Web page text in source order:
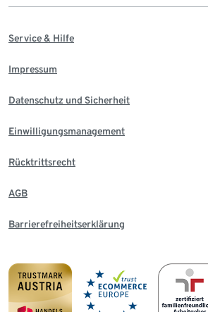
Service & Hilfe
Impressum
Datenschutz und Sicherheit
Einwilligungsmanagement
Rücktrittsrecht
AGB
Barrierefreiheitserklärung